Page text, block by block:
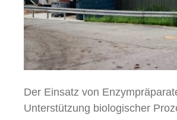
Der Einsatz von
Unterstützung biologischer